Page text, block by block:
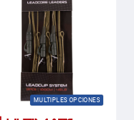
MULTIPLES OPCIONES